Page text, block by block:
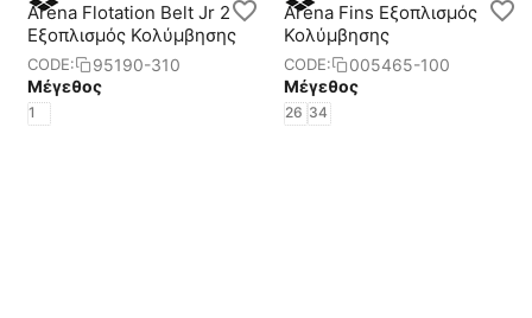
Arena Flotation Belt Jr 2
Eξοπλισμός Κολύμβησης
CODE:
95190-310
Μέγεθος
1
Arena Fins Eξοπλισμός
Κολύμβησης
CODE:
005465-100
Μέγεθος
26 34